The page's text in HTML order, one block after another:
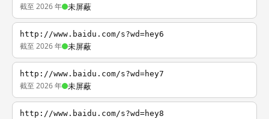
截至 2026 年 未屏蔽
http://www.baidu.com/s?wd=hey6
截至 2026 年 未屏蔽
http://www.baidu.com/s?wd=hey7
截至 2026 年 未屏蔽
http://www.baidu.com/s?wd=hey8